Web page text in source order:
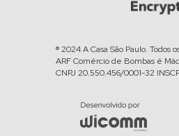
® 2024 A Casa São Paulo. Todos
ARF Comércio de Bombas é
CNPJ 20.550.456/0001-32